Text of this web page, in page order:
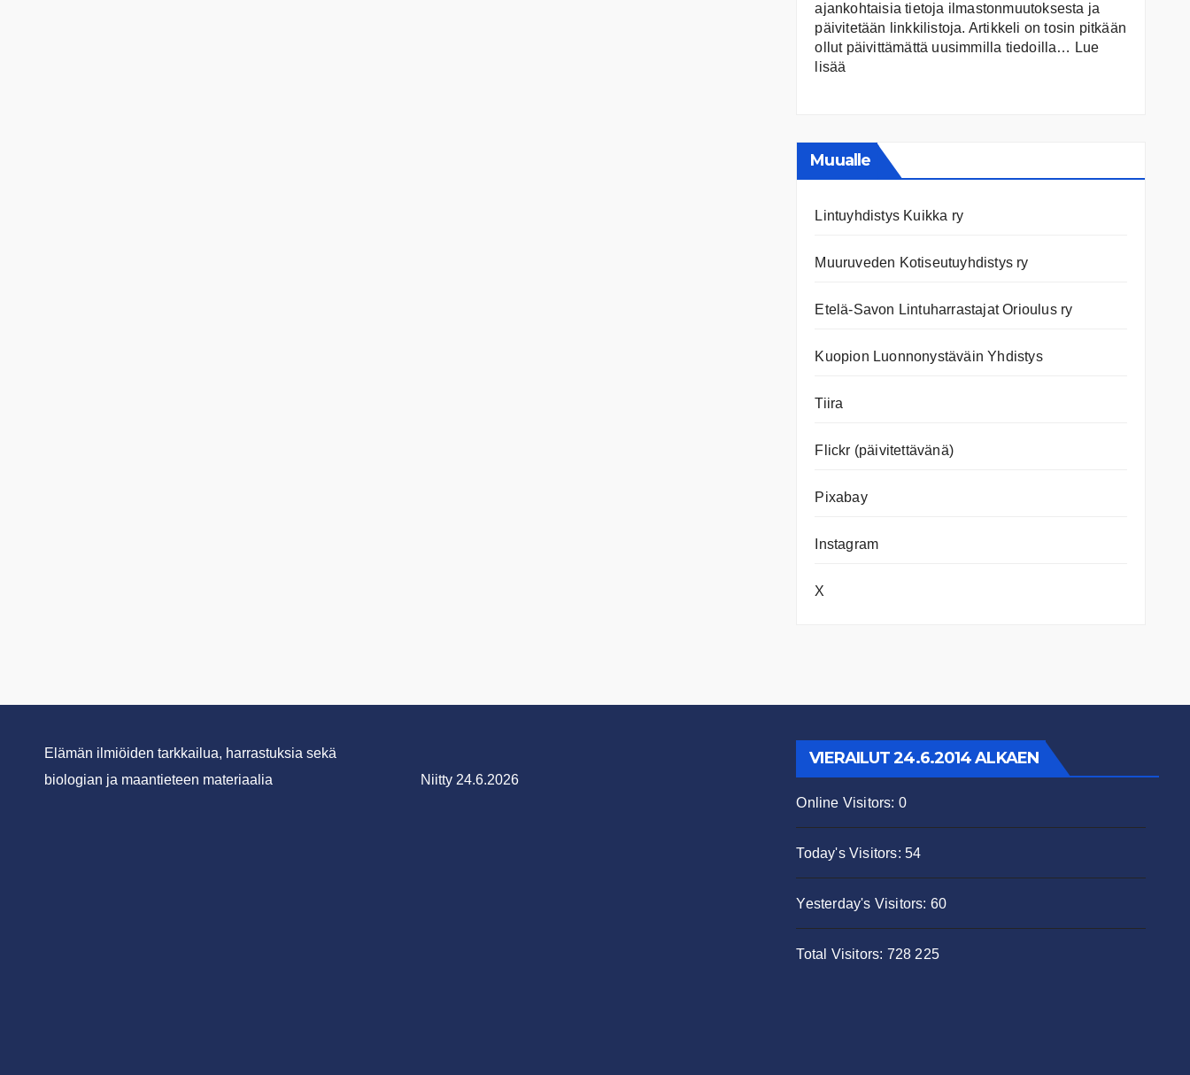
ajankohtaisia tietoja ilmastonmuutoksesta ja
päivitetään linkkilistoja. Artikkeli on tosin pitkään
ollut päivittämättä uusimmilla tiedoilla… Lue
lisää
nettilähteitä
Muualle
Lintuyhdistys Kuikka ry
Muuruveden Kotiseutuyhdistys ry
Etelä-Savon Lintuharrastajat Orioulus ry
Kuopion Luonnonystäväin Yhdistys
Tiira
Flickr (päivitettävänä)
Pixabay
Instagram
X
Elämän ilmiöiden tarkkailua, harrastuksia sekä
biologian ja maantieteen materiaalia
Niitty 24.6.2026
VIERAILUT 24.6.2014 ALKAEN
Online Visitors: 0
Today's Visitors: 54
Yesterday's Visitors: 60
Total Visitors: 728 225